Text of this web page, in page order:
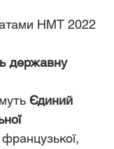
НМТ 2022
державну
Єдиний
французької,